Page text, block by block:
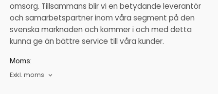
omsorg. Tillsammans blir vi en betydande leverantör
och samarbetspartner inom våra segment på den
svenska marknaden och kommer i och med detta
kunna ge än bättre service till våra kunder.
Moms:
Exkl. moms